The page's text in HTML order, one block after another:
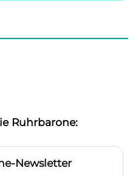
Ruhrbarone:
Newsletter